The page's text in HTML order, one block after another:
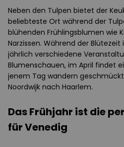
Neben den Tulpen bietet der
beliebteste Ort während der
blühenden Frühlingsblumen wie
Narzissen. Während der
jährlich verschiedene
Blumenschauen, im April findet
jenem Tag wandern
Noordwijk nach Haarlem.
Das Frühjahr ist die
für Venedig